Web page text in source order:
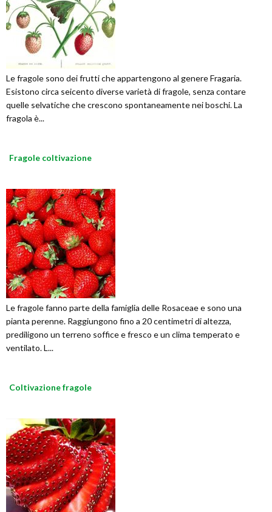
Le fragole sono dei frutti che appartengono al genere Fragaria.
Esistono circa seicento diverse varietà di fragole, senza contare
quelle selvatiche che crescono spontaneamente nei boschi. La
fragola è...
Fragole coltivazione
Le fragole fanno parte della famiglia delle Rosaceae e sono una
pianta perenne. Raggiungono fino a 20 centimetri di altezza,
prediligono un terreno soffice e fresco e un clima temperato e
ventilato. L...
Coltivazione fragole